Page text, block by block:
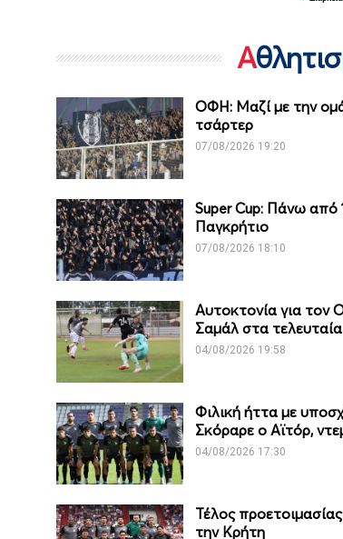
ΟΦΗ: Μαζί με την
τσάρτερ
07/08/2026 19:20
Super Cup: Πάνω από
Παγκρήτιο
07/08/2026 18:10
Αυτοκτονία για
Σαμάλ στα
04/08/2026 19:58
Φιλική ήττα με
Σκόραρε ο Αϊτόρ,
04/08/2026 17:30
Τέλος
την Κρήτη